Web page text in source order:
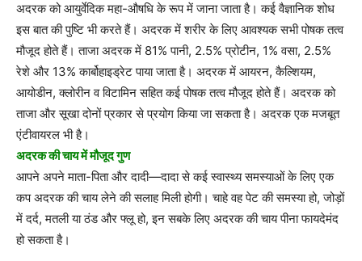
अदरक को आयुर्वेदिक महा-औषधि के रूप में जाना जाता है। कई वैज्ञानिक शोध
इस बात की पुष्टि भी करते हैं। अदरक में शरीर के लिए आवश्यक सभी पोषक तत्व
मौजूद होते हैं। ताजा अदरक में 81% पानी, 2.5% प्रोटीन, 1% वसा, 2.5%
रेशे और 13% कार्बोहाइड्रेट पाया जाता है। अदरक में आयरन, कैल्शियम,
आयोडीन, क्लो‍रीन व विटामिन सहित कई पोषक तत्व मौजूद होते हैं। अदरक को
ताजा और सूखा दोनों प्रकार से प्रयोग किया जा सकता है। अदरक एक मजबूत
एंटीवायरल भी है।
अदरक की चाय में मौजूद गुण
आपने अपने माता-पिता और दादी—दादा से कई स्वास्थ्य समस्याओं के लिए एक
कप अदरक की चाय लेने की सलाह मिली होगी। चाहे वह पेट की समस्या हो, जोड़ों
में दर्द, मतली या ठंड और फ्लू हो, इन सबके लिए अदरक की चाय पीना फायदेमंद
हो सकता है।